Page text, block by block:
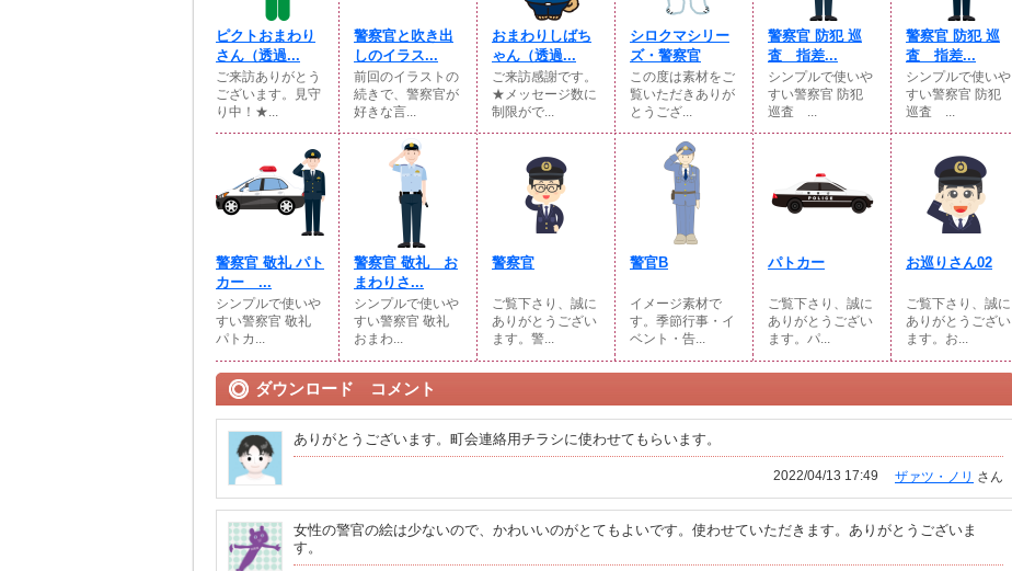
ピクトおまわり
さん（透過...
ご来訪ありがとう
ございます。見守
り中！★...
警察官と吹き出
しのイラス...
前回のイラストの
続きで、警察官が
好きな言...
おまわりしばち
ゃん（透過...
ご来訪感謝です。
★メッセージ数に
制限がで...
シロクマシリー
ズ・警察官
この度は素材をご
覧いただきありが
とうござ...
警察官 防犯 巡
査 指差...
シンプルで使いや
すい警察官 防犯
巡査 ...
警察官 防犯 巡
査 指差...
シンプルで使いや
すい警察官 防犯
巡査 ...
警察官 敬礼 パト
カー ...
シンプルで使いや
すい警察官 敬礼
パトカ...
警察官 敬礼 お
まわりさ...
シンプルで使いや
すい警察官 敬礼
おまわ...
警察官
ご覧下さり、誠に
ありがとうござい
ます。警...
警官B
イメージ素材で
す。季節行事・イ
ベント・告...
パトカー
ご覧下さり、誠に
ありがとうござい
ます。パ...
お巡りさん02
ご覧下さり、誠に
ありがとうござい
ます。お...
ダウンロード コメント
ありがとうございます。町会連絡用チラシに使わせてもらいます。
ザァツ・ノリ さん
2022/04/13 17:49
女性の警官の絵は少ないので、かわいいのがとてもよいです。使わせていただきます。ありがとうございま
す。